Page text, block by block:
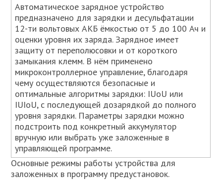
Автоматическое зарядное устройство
предназначено для зарядки и десульфатации
12-ти вольтовых АКБ ёмкостью от 5 до 100 Ач и
оценки уровня их заряда. Зарядное имеет
защиту от переполюсовки и от короткого
замыкания клемм. В нём применено
микроконтроллерное управление, благодаря
чему осуществляются безопасные и
оптимальные алгоритмы зарядки: IUoU или
IUIoU, с последующей дозарядкой до полного
уровня зарядки. Параметры зарядки можно
подстроить под конкретный аккумулятор
вручную или выбрать уже заложенные в
управляющей программе.
Основные режимы работы устройства для
заложенных в программу предустановок.